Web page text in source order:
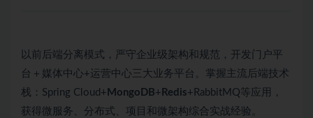
以前后端分离模式，严守企业级架构和规范，开发门户平
台＋媒体中心+运营中心三大业务平台。掌握主流后端技术
栈：Spring Cloud+ MongoDB+ Redis+RabbitMQ等应用，
获得微服务、分布式、项目和微架构综合实战经验。